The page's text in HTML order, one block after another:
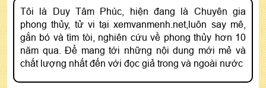
Tôi là Duy Tâm Phúc, hiện đang là Chuyên gia
phong thủy, tử vi tại xemvanmenh.net,luôn say mê,
gắn bó và tìm tòi, nghiên cứu về phong thủy hơn 10
năm qua. Để mang tới những nội dung mới mẻ và
chất lượng nhất đến với đọc giả trong và ngoài nước